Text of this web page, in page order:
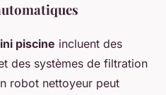
piscine incluent des
des systèmes de filtration
robot nettoyeur peut